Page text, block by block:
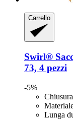
Carrello
Swirl®
73, 4 pezzi
-5%
Lunga